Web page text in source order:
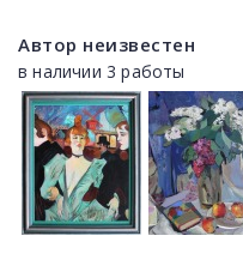
Автор неизвестен
в наличии 3 работы